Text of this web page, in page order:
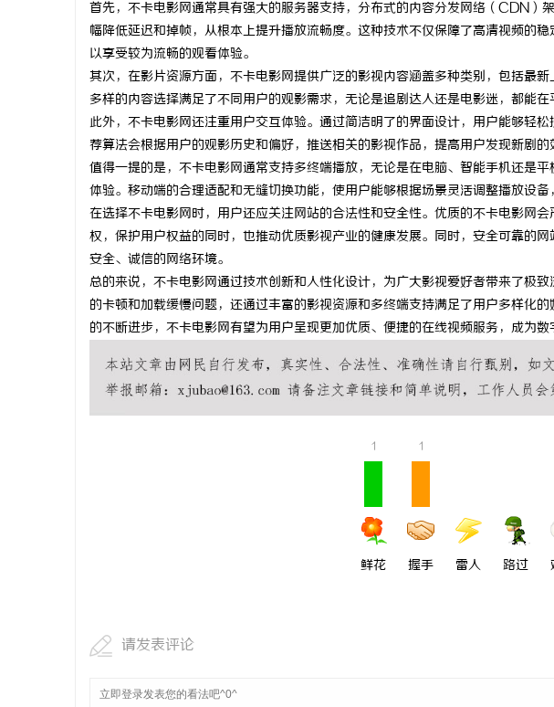
首先，不卡电影网通常具有强大的服务器支持，分布式的内容分发网络（CDN）
幅降低延迟和掉帧，从根本上提升播放流畅度。这种技术不仅保障了高清视频的
以享受较为流畅的观看体验。
其次，在影片资源方面，不卡电影网提供广泛的影视内容涵盖多种类别，包括最
多样的内容选择满足了不同用户的观影需求，无论是追剧达人还是电影迷，都能在
此外，不卡电影网还注重用户交互体验。通过简洁明了的界面设计，用户能够轻
荐算法会根据用户的观影历史和偏好，推送相关的影视作品，提高用户发现新剧的
值得一提的是，不卡电影网通常支持多终端播放，无论是在电脑、智能手机还是
体验。移动端的合理适配和无缝切换功能，使用户能够根据场景灵活调整播放设备
在选择不卡电影网时，用户还应关注网站的合法性和安全性。优质的不卡电影网
权，保护用户权益的同时，也推动优质影视产业的健康发展。同时，安全可靠的
安全、诚信的网络环境。
总的来说，不卡电影网通过技术创新和人性化设计，为广大影视爱好者带来了极
的卡顿和加载缓慢问题，还通过丰富的影视资源和多终端支持满足了用户多样化
的不断进步，不卡电影网有望为用户呈现更加优质、便捷的在线视频服务，成为数
1
鲜花
1
握手 雷人 路过
请发表评论
武汉配眼镜 上海配眼镜